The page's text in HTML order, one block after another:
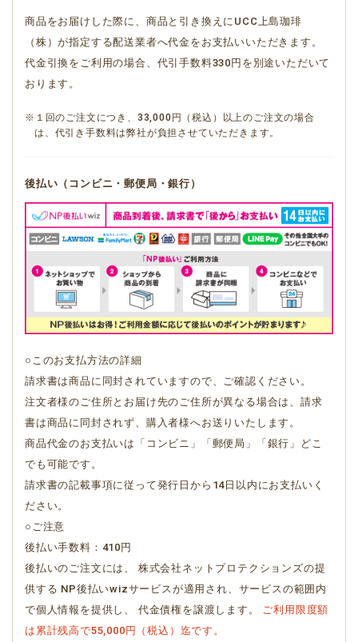
商品をお届けした際に、商品と引き換えにUCC上島珈琲
（株）が指定する配送業者へ代金をお支払いいただきます。
代金引換をご利用の場合、代引手数料330円を別途いただいて
おります。
※１回のご注文につき、33,000円（税込）以上のご注文の場合
は、代引き手数料は弊社が負担させていただきます。
後払い（コンビニ・郵便局・銀行）
○このお支払方法の詳細
請求書は商品に同封されていますので、ご確認ください。
注文者様のご住所とお届け先のご住所が異なる場合は、請求
書は商品に同封されず、購入者様へお送りいたします。
商品代金のお支払いは「コンビニ」「郵便局」「銀行」どこ
でも可能です。
請求書の記載事項に従って発行日から14日以内にお支払いく
ださい。
○ご注意
後払い手数料：410円
後払いのご注文には、 株式会社ネットプロテクションズの提
供する NP後払いwizサービスが適用され、サービスの範囲内
で個人情報を提供し、 代金債権を譲渡します。
ご利用限度額
は累計残高で55,000円（税込）迄です。